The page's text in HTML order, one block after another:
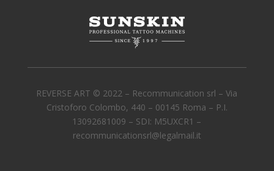
REVERSE ART © 2022 – Recommunication srl – Via
Cristoforo Colombo, 440 – 00145 Roma – P.I.
13092681009 – SDI: M5UXCR1 –
recommunicationsrl@legalmail.it